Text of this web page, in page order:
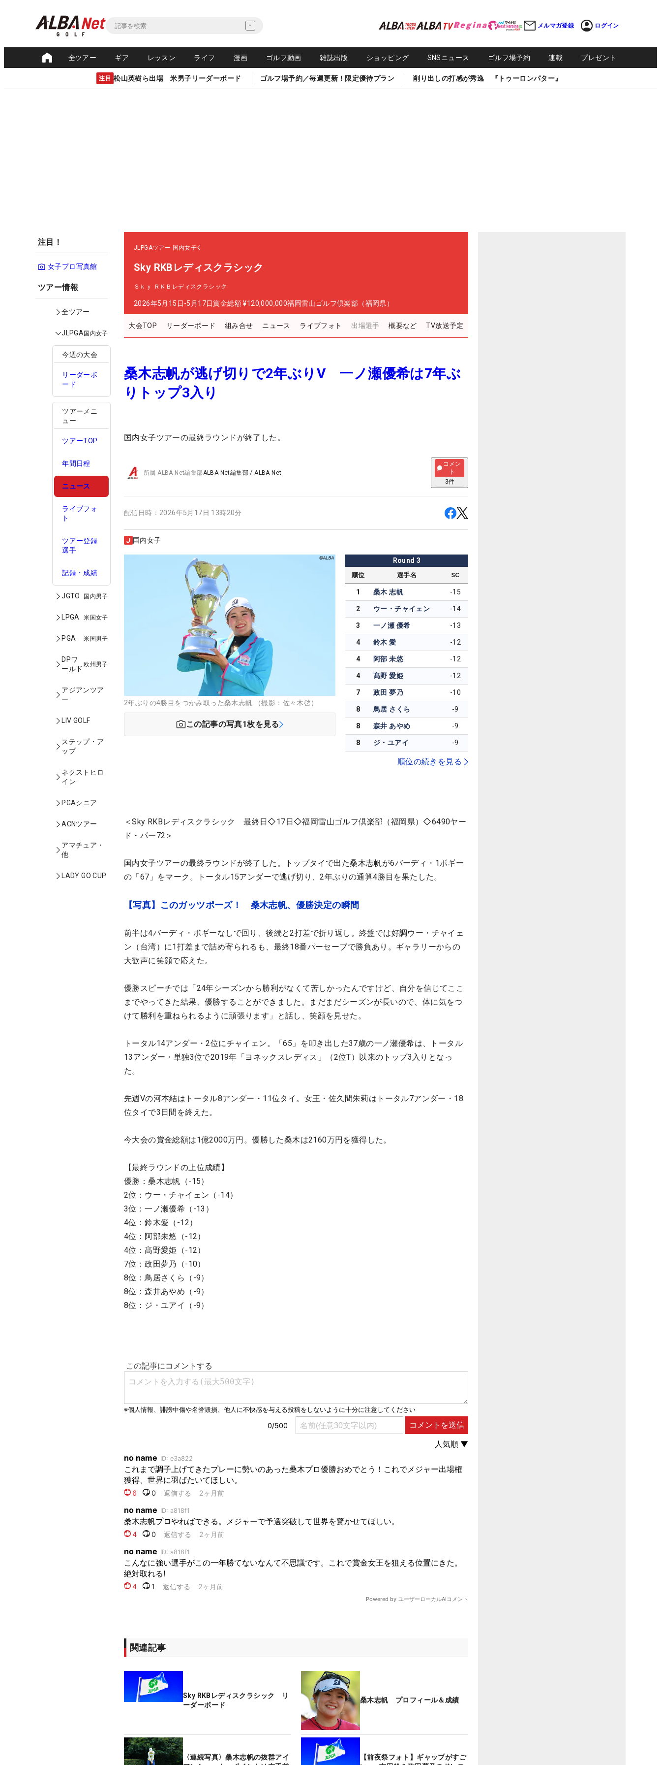
メルマガ登録 ログイン
全ツアー ギア レッスン ライフ 漫画 ゴルフ動画 雑誌出版 ショッピング SNSニュース ゴルフ場予約 連載 プレゼント
注目 松山英樹ら出場 米男子リーダーボード ゴルフ場予約／毎週更新！限定優待プラン 削り出しの打感が秀逸 『トゥーロンパター』
注目！
女子プロ写真館
ツアー情報
全ツアー
JLPGA国内女子
今週の大会
リーダーボ
ード
ツアーメニ
ュー
ツアーTOP
年間日程
ニュース
ライブフォ
ト
ツアー登録
選手
記録・成績
JGTO 国内男子
LPGA 米国女子
PGA 米国男子
DPワ
ールド
欧州男子
アジアンツア
ー
LIV GOLF
ステップ・ア
ップ
ネクストヒロ
イン
PGAシニア
ACNツアー
アマチュア・
他
LADY GO CUP
JLPGAツアー 国内女子
Sky RKBレディスクラシック
Ｓｋｙ ＲＫＢレディスクラシック
2026年5月15日-5月17日賞金総額 ¥120,000,000福岡雷山ゴルフ倶楽部（福岡県）
大会TOP リーダーボード 組み合せ ニュース ライブフォト 出場選手 概要など TV放送予定
桑木志帆が逃げ切りで2年ぶりV 一ノ瀬優希は7年ぶ
りトップ3入り
国内女子ツアーの最終ラウンドが終了した。
所属ALBA Net編集部ALBA Net編集部 /ALBA Net
コメン
ト
3件
配信日時： 2026年5月17日 13時20分
国内女子
2年ぶりの4勝目をつかみ取った桑木志帆 （撮影：佐々木啓）
この記事の写真1枚を見る
Round 3
順位 選手名 SC
1 桑木 志帆 -15
2 ウー・チャイェン -14
3 一ノ瀬 優希 -13
4 鈴木 愛 -12
4 阿部 未悠 -12
4 髙野 愛姫 -12
7 政田 夢乃 -10
8 鳥居 さくら -9
8 森井 あやめ -9
8 ジ・ユアイ -9
順位の続きを見る
＜Sky RKBレディスクラシック 最終日◇17日◇福岡雷山ゴルフ倶楽部（福岡県）◇6490ヤー
ド・パー72＞
国内女子ツアーの最終ラウンドが終了した。トップタイで出た桑木志帆が6バーディ・1ボギー
の「67」をマーク。トータル15アンダーで逃げ切り、2年ぶりの通算4勝目を果たした。
【写真】このガッツポーズ！ 桑木志帆、優勝決定の瞬間
前半は4バーディ・ボギーなしで回り、後続と2打差で折り返し。終盤では好調ウー・チャイェ
ン（台湾）に1打差まで詰め寄られるも、最終18番パーセーブで勝負あり。ギャラリーからの
大歓声に笑顔で応えた。
優勝スピーチでは「24年シーズンから勝利がなくて苦しかったんですけど、自分を信じてここ
までやってきた結果、優勝することができました。まだまだシーズンが長いので、体に気をつ
けて勝利を重ねられるように頑張ります」と話し、笑顔を見せた。
トータル14アンダー・2位にチャイェン。「65」を叩き出した37歳の一ノ瀬優希は、トータル
13アンダー・単独3位で2019年「ヨネックスレディス」（2位T）以来のトップ3入りとなっ
た。
先週Vの河本結はトータル8アンダー・11位タイ。女王・佐久間朱莉はトータル7アンダー・18
位タイで3日間を終えた。
今大会の賞金総額は1億2000万円。優勝した桑木は2160万円を獲得した。
【最終ラウンドの上位成績】
優勝：桑木志帆（-15）
2位：ウー・チャイェン（-14）
3位：一ノ瀬優希（-13）
4位：鈴木愛（-12）
4位：阿部未悠（-12）
4位：髙野愛姫（-12）
7位：政田夢乃（-10）
8位：鳥居さくら（-9）
8位：森井あやめ（-9）
8位：ジ・ユアイ（-9）
関連記事
Sky RKBレディスクラシック リ
ーダーボード
桑木志帆 プロフィール＆成績
〈連続写真〉桑木志帆の抜群アイ
【前夜祭フォト】ギャップがすご